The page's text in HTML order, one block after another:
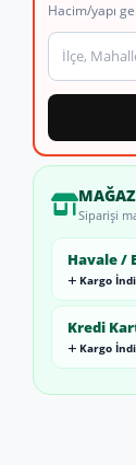
Hacim/yapı
Teslimat
Siparişi
Havale /
Kargo
Kredi
Kargo